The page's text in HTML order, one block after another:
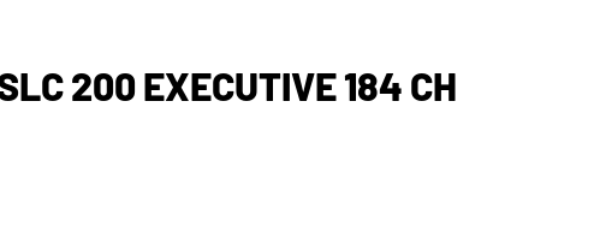
200 EXECUTIVE 184 CH